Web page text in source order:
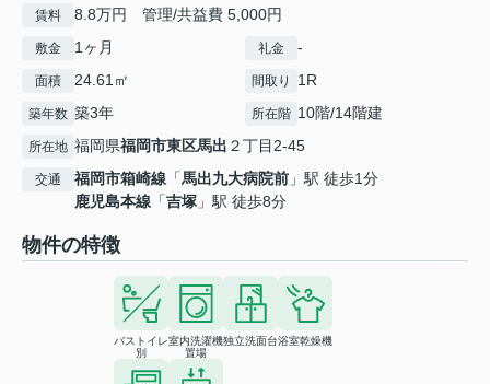
賃料 8.8万円 管理/共益費 5,000円
敷金 1ヶ月 礼金 -
面積 24.61㎡ 間取り 1R
築年数 築3年 所在階 10階/14階建
所在地 福岡県福岡市東区馬出 ２丁目2-45
交通 福岡市箱崎線 「馬出九大病院前 」駅 徒歩1分
鹿児島本線 「吉塚 」駅 徒歩8分
物件の特徴
バストイレ
別
室内洗濯機
置場
独立洗面台浴室乾燥機